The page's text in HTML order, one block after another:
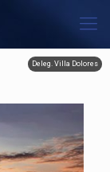
Deleg. Villa Dolores